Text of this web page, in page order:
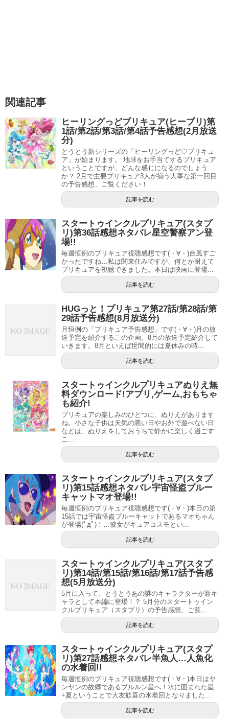
フワがいっぱいとのことですが、一体どういうことなので
ふたご座バージョンのフワを見た時、双子というより3つに
増えてる…というか増殖…？と思ったものですが、さらに
増えるということでしょうか？
どうやらフワが増えたのは、ユニの秘密のクッキーを食べ
てしまったことが原因のようです。
クッキーを食べたらしゃっくりが止まらなくなって、
しゃ
っくりのたびにフワがどんどん増えてしまうらしいです。
増えたフワたちはみんな空腹のようで、ユニが作ったサン
ドイッチなどをどんどん食べてしまいます。
フワだらけでみんなパニックになる中、カッパードが本物
のフワをさらってしまうようですね。
自分のせいでフワが捕まってしまったとユニが落ち込んで
しまいますが、どうにかしてフワ奪還を目指します。
フワだらけの画面を見るのが楽しみですね。
第23話の感想記事更新しました！
スタートゥインクルプリキュア(スタプリ)第23話感想ネタバ
レ バイバイン化フワ？
関連記事
記事の続きを読む
夏休みにも入っている時期だし、町内会や商店街で夏祭り
が行われている時期でもあります。
ユニも、レインボー星で暮らしていた時は、みんなでお祭
りをして楽しく過ごしていたのでしょうか。
ユニの思い出や過去に触れられる、貴重な回になりそうで
スタートゥインクルプリキュア(スタプリ)第25
話感想ネタバレ浴衣回!ユニの想いとは？
毎週恒例のプリキュア視聴感想です(・∀・)本日の第25話は
夏という事で花火大会お祭りの浴衣回(ﾟдﾟ)！イマイチまだ
馴染めていないユニと楽し...
関連記事 スタートゥインクルプリキュア(スタプリ)第22話感想ネタバレ大塚明夫はひかるの父役!キラやば～が渋すぎる!!
関連記事
ヒーリングっどプリキュア(ヒープリ)第
1話/第2話/第3話/第4話予告感想(2月放送
分)
とうとう新シリーズの「ヒーリングっど♡プリキュ
ア」が始まります。 地球をお手当てするプリキュア
ということですが、どんな感じになるのでしょう
か？ 2月で主要プリキュア3人が揃う大事な第一回目
の予告感想、ご覧ください！
記事を読む
スタートゥインクルプリキュア(スタプ
リ)第36話感想ネタバレ星空警察アン登
場!!
毎週恒例のプリキュア視聴感想です(・∀・)台風すご
かったですね…私は関東住みですが、何とか耐えて
プリキュアを視聴できました。本日は映画に登場...
記事を読む
HUGっと！プリキュア第27話/第28話/第
29話予告感想(8月放送分)
月恒例の「プリキュア予告感想」です(・∀・)月の放
送予定を紹介するこの企画。8月の放送予定紹介して
いきます。8月といえば世間的には夏休みの時...
記事を読む
スタートゥインクルプリキュアぬりえ無
料ダウンロード!アプリ,ゲーム,おもちゃ
も紹介!
プリキュアの楽しみのひとつに、ぬりえがあります
ね。小さな子供は天気の悪い日やお外で遊べない日
などは、ぬりえをしておうちで静かに楽しく過ごす
こ...
記事を読む
スタートゥインクルプリキュア(スタプ
リ)第15話感想ネタバレ宇宙怪盗ブルー
キャットマオ登場!!
毎週恒例のプリキュア視聴感想です(・∀・)本日の第
15話では宇宙怪盗ブルーキャットであるマオちゃん
が登場(ﾟдﾟ)！…彼女がキュアコスモとい...
記事を読む
スタートゥインクルプリキュア(スタプ
リ)第14話/第15話/第16話/第17話予告感
想(5月放送分)
5月に入って、とうとうあの謎のキャラクターが新キ
ャラとして本編に登場！？ 5月分のスタートゥイン
クルプリキュア（スタプリ）の予告感想、ご覧...
記事を読む
スタートゥインクルプリキュア(スタプ
リ)第27話感想ネタバレ半魚人…人魚化
の水着回!!
毎週恒例のプリキュア視聴感想です(・∀・)本日はヤ
ンヤンの故郷であるプルルン星へ！水に囲まれた星
+夏ということで大友歓喜の水着回となりました...
記事を読む